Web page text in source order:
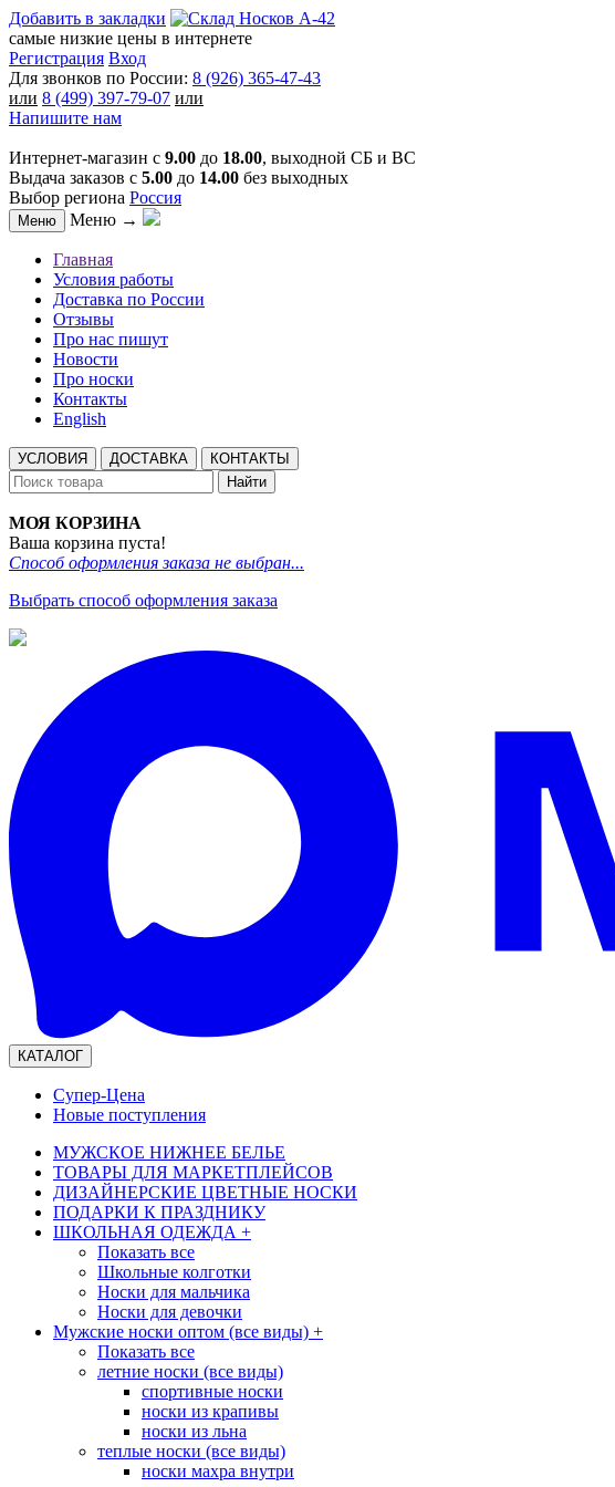
Добавить в закладки
самые низкие цены в интернете
Регистрация Вход
Для звонков по России: 8 (926) 365-47-43
или 8 (499) 397-79-07 или
Напишите нам
Интернет-магазин с 9.00 до 18.00, выходной СБ и ВС
Выдача заказов с 5.00 до 14.00 без выходных
Выбор региона Россия
Меню Меню →
Главная
Условия работы
Доставка по России
Отзывы
Про нас пишут
Новости
Про носки
Контакты
English
УСЛОВИЯ ДОСТАВКА
КОНТАКТЫ
Найти
МОЯ КОРЗИНА
Ваша корзина пуста!
Способ оформления заказа не выбран...
Выбрать способ оформления заказа
КАТАЛОГ
Супер-Цена
Новые поступления
МУЖСКОЕ НИЖНЕЕ БЕЛЬЕ
ТОВАРЫ ДЛЯ МАРКЕТПЛЕЙСОВ
ДИЗАЙНЕРСКИЕ ЦВЕТНЫЕ НОСКИ
ПОДАРКИ К ПРАЗДНИКУ
ШКОЛЬНАЯ ОДЕЖДА +
Показать все
Школьные колготки
Носки для мальчика
Носки для девочки
Мужские носки оптом (все виды) +
Показать все
летние носки (все виды)
спортивные носки
носки из крапивы
носки из льна
теплые носки (все виды)
носки махра внутри